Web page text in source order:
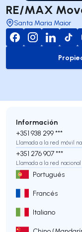
RE/MAX
Santa Maria Maior
Información
+351 938 299 ***
Llamada a la red móvil
+351 276 907 ***
Llamada a la red
Portugués
Francés
Italiano